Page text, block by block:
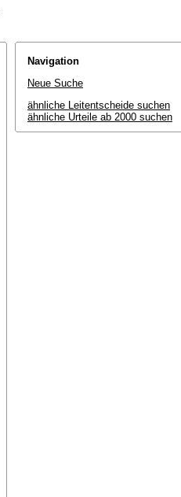
Navigation
Neue Suche
ähnliche Leitentscheide suchen
ähnliche Urteile ab 2000 suchen